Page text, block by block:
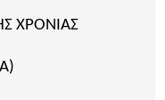
ΧΡΟΝΙΑΣ
A)